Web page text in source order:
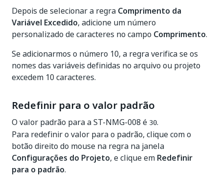
Depois de selecionar a regra Comprimento da
Variável Excedido, adicione um número
personalizado de caracteres no campo Comprimento.
Se adicionarmos o número 10, a regra verifica se os
nomes das variáveis definidas no arquivo ou projeto
excedem 10 caracteres.
Redefinir para o valor padrão
O valor padrão para a ST-NMG-008 é 30.
Para redefinir o valor para o padrão, clique com o
botão direito do mouse na regra na janela
Configurações do Projeto, e clique em Redefinir
para o padrão.